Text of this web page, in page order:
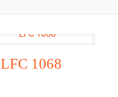
LFC 1068